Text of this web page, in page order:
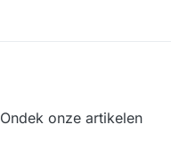
Ondek onze artikelen